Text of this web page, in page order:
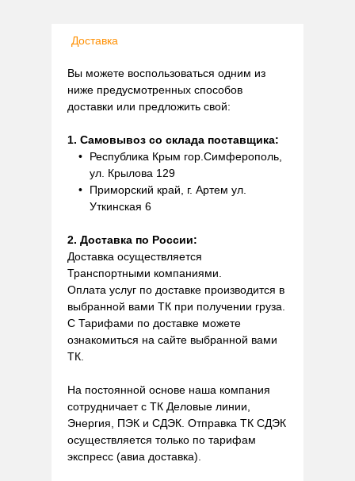
Доставка
Вы можете воспользоваться одним из
ниже предусмотренных способов
доставки или предложить свой:
1. Самовывоз со склада поставщика:
Республика Крым гор.Симферополь,
ул. Крылова 129
Приморский край, г. Артем ул.
Уткинская 6
2. Доставка по России:
Доставка осуществляется
Транспортными компаниями.
Оплата услуг по доставке производится в
выбранной вами ТК при получении груза.
С Тарифами по доставке можете
ознакомиться на сайте выбранной вами
ТК.
На постоянной основе наша компания
сотрудничает с ТК Деловые линии,
Энергия, ПЭК и СДЭК. Отправка ТК СДЭК
осуществляется только по тарифам
экспресс (авиа доставка).